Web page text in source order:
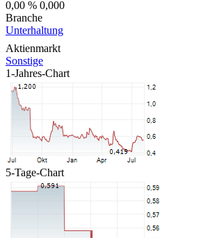
0,00 % 0,000
Branche
Unterhaltung
Aktienmarkt
Sonstige
1-Jahres-Chart
5-Tage-Chart